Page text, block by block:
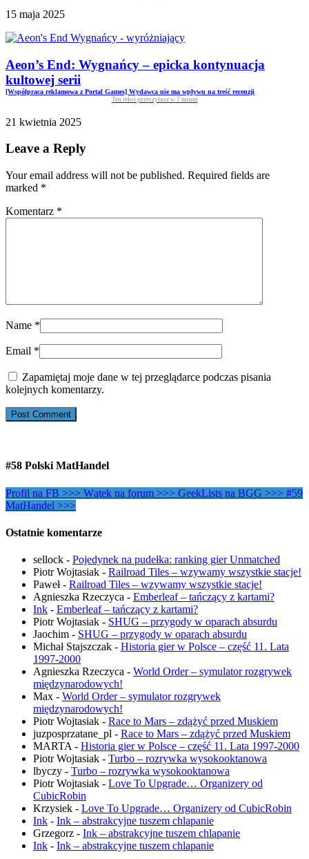
15 maja 2025
Aeon’s End: Wygnańcy – epicka kontynuacja
kultowej serii
[Współpraca reklamowa z Portal Games] Wydawca nie ma wpływu na treść recenzji
Ten tekst przeczytasz w 7 minut
21 kwietnia 2025
Leave a Reply
Your email address will not be published. Required fields are
marked *
Komentarz *
Name *
Email *
Zapamiętaj moje dane w tej przeglądarce podczas pisania
kolejnych komentarzy.
#58 Polski MatHandel
Profil na FB >>> Wątek na forum >>> GeekLists na BGG >>> #59
MatHandel >>>
Ostatnie komentarze
sellock - Pojedynek na pudełka: ranking gier Unmatched
Piotr Wojtasiak - Railroad Tiles – wzywamy wszystkie stacje!
Paweł- Railroad Tiles – wzywamy wszystkie stacje!
Agnieszka Rzeczyca - Emberleaf – tańczący z kartami?
Ink - Emberleaf – tańczący z kartami?
Piotr Wojtasiak - SHUG – przygody w oparach absurdu
Jaochim - SHUG – przygody w oparach absurdu
Michał Stajszczak - Historia gier w Polsce – część 11. Lata
1997-2000
Agnieszka Rzeczyca - World Order – symulator rozgrywek
międzynarodowych!
Max - World Order – symulator rozgrywek
międzynarodowych!
Piotr Wojtasiak - Race to Mars – zdążyć przed Muskiem
juzposprzatane_pl - Race to Mars – zdążyć przed Muskiem
MARTA - Historia gier w Polsce – część 11. Lata 1997-2000
Piotr Wojtasiak - Turbo – rozrywka wysokooktanowa
lbyczy - Turbo – rozrywka wysokooktanowa
Piotr Wojtasiak - Love To Upgrade… Organizery od
CubicRobin
Krzysiek - Love To Upgrade… Organizery od CubicRobin
Ink - Ink – abstrakcyjne tuszem chlapanie
Grzegorz - Ink – abstrakcyjne tuszem chlapanie
Ink - Ink – abstrakcyjne tuszem chlapanie